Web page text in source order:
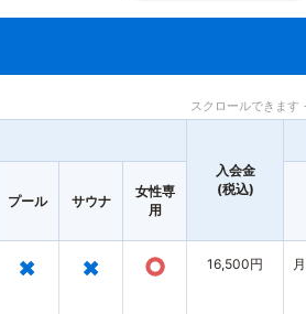
スクロールできます
入会金
(税込)
プール サウナ
女性専
用
× × ○ 16,500円